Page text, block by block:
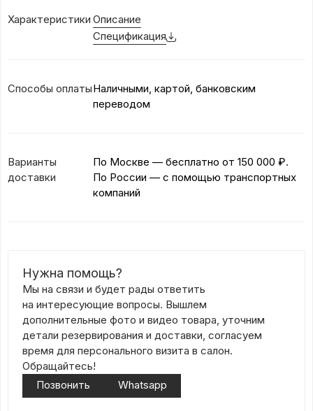
Характеристики Описание
Спецификация
Способы оплатыНаличными, картой, банковским
переводом
Варианты
доставки
По Москве — бесплатно от 150 000 ₽.
По России — с помощью транспортных
компаний
Нужна помощь?
Мы на связи и будет рады ответить
на интересующие вопросы. Вышлем
дополнительные фото и видео товара, уточним
детали резервирования и доставки, согласуем
время для персонального визита в салон.
Обращайтесь!
Позвонить
Whatsapp